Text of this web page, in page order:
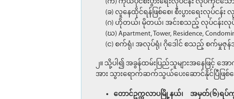
(က) ကိုယ်ပိုင်စီးပွားရေးလုပ်ငန်း လုပ်ကိုင်သေ
(ခ) လူနေထိုင်ရန်ဖြစ်စေ၊ စီးပွားရေးလုပ်ငန်
(ဂ) ဟိုတယ်၊ မိုတယ်၊ အင်းစသည့် လုပ်ငန်းလု
(ဃ) Apartment, Tower, Residence,
(င) စက်ရုံ၊ အလုပ်ရုံ၊ ဂိုဒေါင် စသည့် စက်မှုဇု
၂။ သို့ပါ၍ အခွန်ထမ်းပြည်သူများအနေဖြင့် အေ
အား သွားရောက်ဆက်သွယ်ပေးဆောင်နိုင်ပြီဖြ
တောင်ဥက္ကလာပမြို့နယ်၊ အမှတ်(၆)ရပ်ကွ